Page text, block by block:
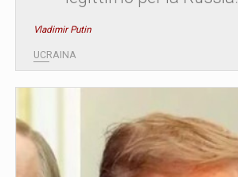
Vladimir Putin
UCRAINA